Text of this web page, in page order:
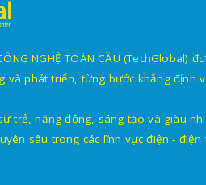
NGHỆ TOÀN CẦU
và phát triển, từng bước khẳng định
trẻ, năng động, sáng tạo và giàu
sâu trong các lĩnh vực điện -